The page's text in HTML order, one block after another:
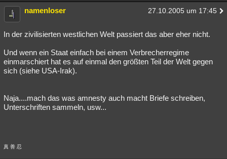
namenloser 27.10.2005 um 17:45
In der zivilisierten westlichen Welt passiert das aber eher nicht.
Und wenn ein Staat einfach bei einem Verbrecherregime
einmarschiert hat es auf einmal den größten Teil der Welt gegen
sich (siehe USA-Irak).
Naja....mach das was amnesty auch macht Briefe schreiben,
Unterschriften sammeln, usw...
真 善 忍